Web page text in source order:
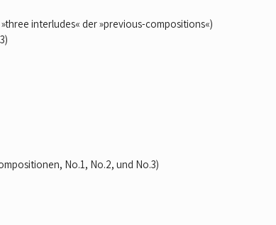
interludes« der »previous-compositions«)
No.1, No.2, und No.3)